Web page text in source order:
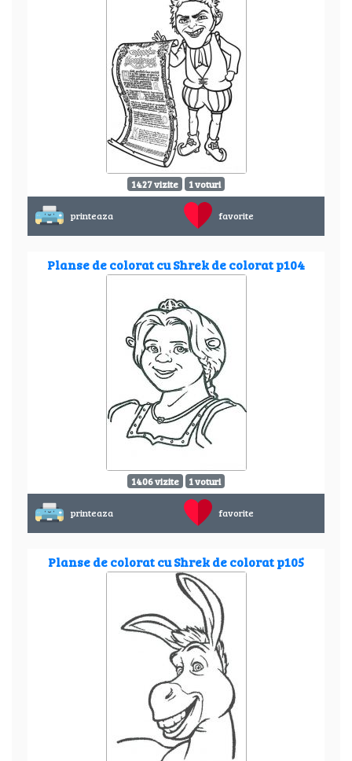
1427 vizite 1 voturi
printeaza favorite
Planse de colorat cu Shrek de colorat p104
1406 vizite 1 voturi
printeaza favorite
Planse de colorat cu Shrek de colorat p105